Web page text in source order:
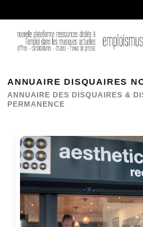
ANNUAIRE DISQUAIRES
ANNUAIRE DES DISQUAIRES &
PERMANENCE